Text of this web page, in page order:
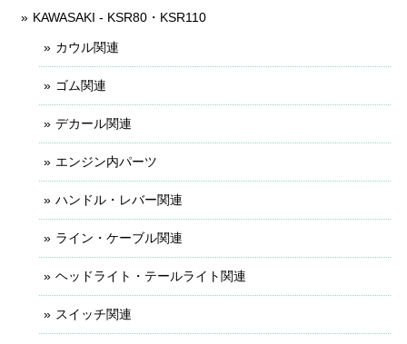
KAWASAKI - KSR80・KSR110
カウル関連
ゴム関連
デカール関連
エンジン内パーツ
ハンドル・レバー関連
ライン・ケーブル関連
ヘッドライト・テールライト関連
スイッチ関連